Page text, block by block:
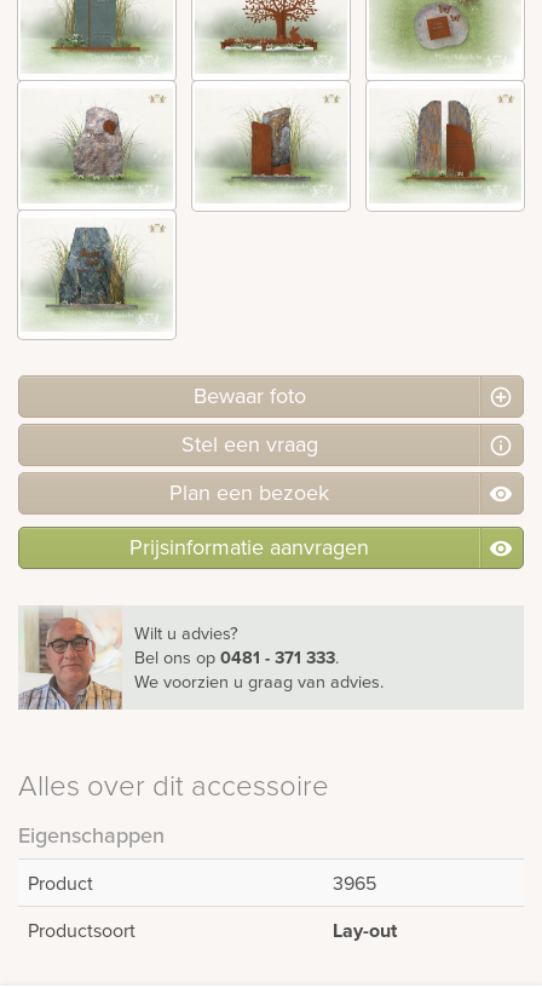
Bewaar foto
Stel een vraag
Plan een bezoek
Prijsinformatie aanvragen
Wilt u advies?
Bel ons op0481 - 371 333.
We voorzien u graag van advies.
Alles over dit accessoire
Eigenschappen
Product
3965
Productsoort
Lay-out